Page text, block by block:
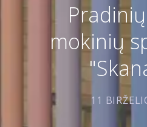
-- DARŽELINUKO
-- DARŽELIO APLINKA
-- MAITINIMAS
-- KAINA
mokinių
11